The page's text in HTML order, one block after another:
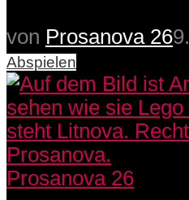
von Prosanova 26
Abspielen
Prosanova 26